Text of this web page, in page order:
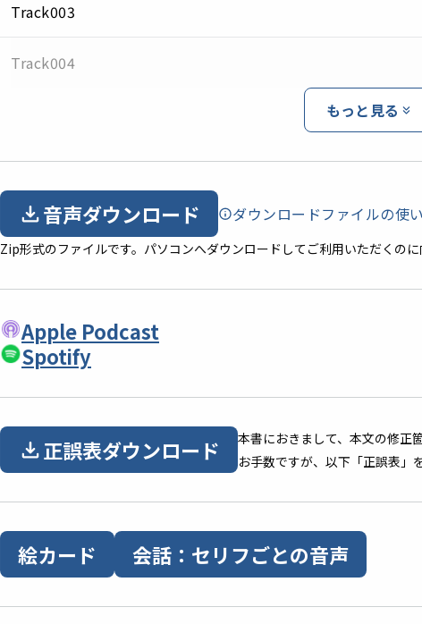
Track003
Track004
もっと見る
音声ダウンロード ダウンロードファイルの使
Zip形式のファイルです。パソコンへダウンロードしてご利用いただくのに
Apple Podcast
Spotify
正誤表ダウンロード
本書におきまして、本文の修正
お手数ですが、以下「正誤表」
絵カード 会話：セリフごとの音声